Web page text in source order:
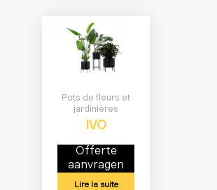
Pots de fleurs et
jardinières
IVO
Offerte
aanvragen
Lire la suite